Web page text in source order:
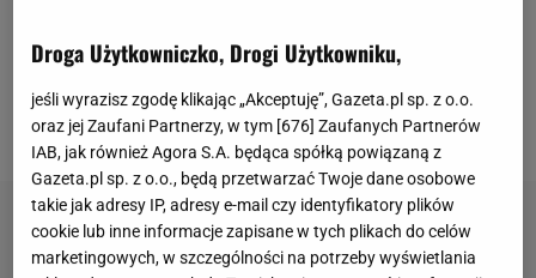
Mistrzówzremisowali w Belgradzie z Crveną Zvezdą
1:1(0:1). Taki wynik nic im nie dał, bo w pierwszym
pojedynku w Poznaniu przegrali 1:3.
Droga Użytkowniczko, Drogi Użytkowniku,
jeśli wyrazisz zgodę klikając „Akceptuję”, Gazeta.pl sp. z o.o.
oraz jej Zaufani Partnerzy, w tym [676] Zaufanych Partnerów
IAB, jak również Agora S.A. będąca spółką powiązaną z
Gazeta.pl sp. z o.o., będą przetwarzać Twoje dane osobowe
takie jak adresy IP, adresy e-mail czy identyfikatory plików
cookie lub inne informacje zapisane w tych plikach do celów
marketingowych, w szczególności na potrzeby wyświetlania